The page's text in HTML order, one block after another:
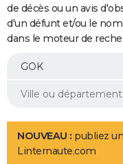
Retraite
Impôts
Epargne
Immobilier
Risques naturels par ville
Banque
Assurance
Crédit
AUTO
Essais
Réserver un essai
Citadines
Berlines
SUV
Forum auto
+
Mobiles
Meilleur smartphone
Internet
Ordinateurs
Jeux vidéo
Guide high-tech
Aménagement intérieur
LIFESTYLE
Art de vivre
Bien-être
Loisirs
Mode
Modes de vie
de décès ou un avis
d'un défunt et/ou le
dans le moteur de
NOUVEAU : publiez un
Linternaute.com